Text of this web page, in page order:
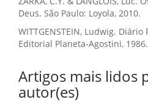
Deus. São Paulo: Loyola, 2010.
WITTGENSTEIN, Ludwig.
Editorial Planeta-Agostini, 1986.
Artigos mais lidos
autor(es)